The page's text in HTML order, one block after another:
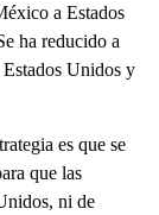
a Estados
ha reducido a
Unidos y
es que se
que las
ni de